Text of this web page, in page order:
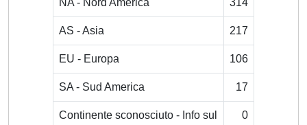
NA - Nord America 314
AS - Asia 217
EU - Europa 106
SA - Sud America 17
Continente sconosciuto - Info sul
0